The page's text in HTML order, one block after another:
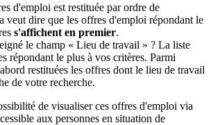
d'emploi est restituée par ordre de
veut dire que les offres d'emploi répondant le
s'affichent en premier.
le champ « Lieu de travail » ? La liste
répondant le plus à vos critères. Parmi
restituées les offres dont le lieu de travail
de votre recherche.
de visualiser ces offres d'emploi via
aux personnes en situation de